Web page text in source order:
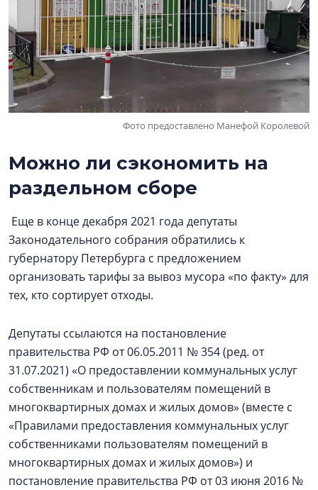
Фото предоставлено Манефой Королевой
Можно ли сэкономить на
раздельном сборе
Еще в конце декабря 2021 года депутаты
Законодательного собрания обратились к
губернатору Петербурга с предложением
организовать тарифы за вывоз мусора «по факту» для
тех, кто сортирует отходы.
Депутаты ссылаются на постановление
правительства РФ от 06.05.2011 № 354 (ред. от
31.07.2021) «О предоставлении коммунальных услуг
собственникам и пользователям помещений в
многоквартирных домах и жилых домов» (вместе с
«Правилами предоставления коммунальных услуг
собственниками пользователям помещений в
многоквартирных домах и жилых домов») и
постановление правительства РФ от 03 июня 2016 №